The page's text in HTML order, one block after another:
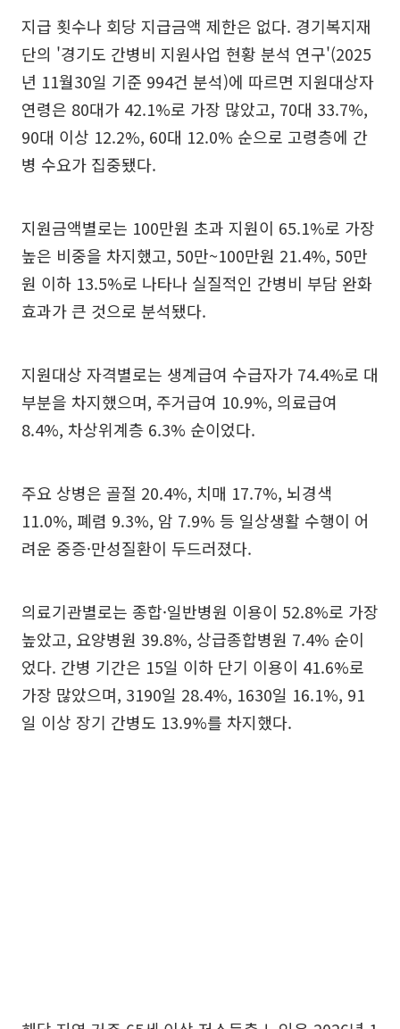
지급 횟수나 회당 지급금액 제한은 없다. 경기복지재
단의 '경기도 간병비 지원사업 현황 분석 연구'(2025
년 11월30일 기준 994건 분석)에 따르면 지원대상자
연령은 80대가 42.1%로 가장 많았고, 70대 33.7%,
90대 이상 12.2%, 60대 12.0% 순으로 고령층에 간
병 수요가 집중됐다.
지원금액별로는 100만원 초과 지원이 65.1%로 가장
높은 비중을 차지했고, 50만~100만원 21.4%, 50만
원 이하 13.5%로 나타나 실질적인 간병비 부담 완화
효과가 큰 것으로 분석됐다.
지원대상 자격별로는 생계급여 수급자가 74.4%로 대
부분을 차지했으며, 주거급여 10.9%, 의료급여
8.4%, 차상위계층 6.3% 순이었다.
주요 상병은 골절 20.4%, 치매 17.7%, 뇌경색
11.0%, 폐렴 9.3%, 암 7.9% 등 일상생활 수행이 어
려운 중증·만성질환이 두드러졌다.
의료기관별로는 종합·일반병원 이용이 52.8%로 가장
높았고, 요양병원 39.8%, 상급종합병원 7.4% 순이
었다. 간병 기간은 15일 이하 단기 이용이 41.6%로
가장 많았으며, 3190일 28.4%, 1630일 16.1%, 91
일 이상 장기 간병도 13.9%를 차지했다.